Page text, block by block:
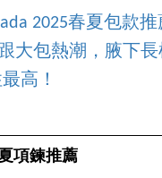
2025春夏包款推
跟大包熱潮，腋下
高！
項鍊推薦